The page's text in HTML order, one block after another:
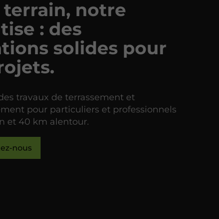
notre
: des
solides pour
travaux de terrassement et
pour particuliers et professionnels
et 40 km alentour.
nous